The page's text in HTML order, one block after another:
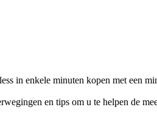
in enkele minuten kopen met een
en tips om u te helpen de